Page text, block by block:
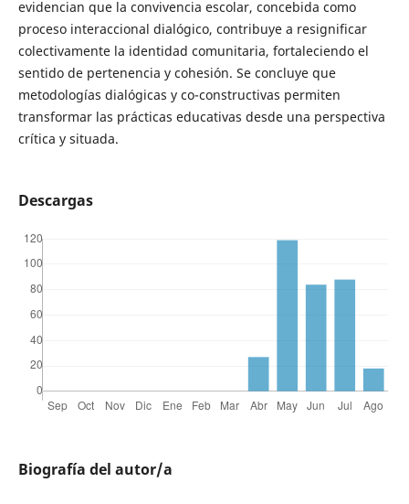
evidencian que la convivencia escolar, concebida como
proceso interaccional dialógico, contribuye a resignificar
colectivamente la identidad comunitaria, fortaleciendo el
sentido de pertenencia y cohesión. Se concluye que
metodologías dialógicas y co-constructivas permiten
transformar las prácticas educativas desde una perspectiva
crítica y situada.
Descargas
Biografía del autor/a